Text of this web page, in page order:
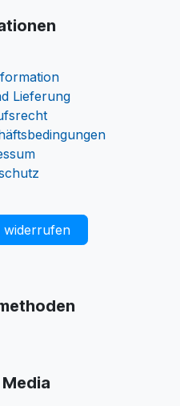
Lieferung
widerrufen